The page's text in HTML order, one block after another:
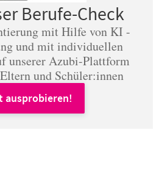
Berufe-Check
mit Hilfe von KI -
und mit individuellen
unserer Azubi-Plattform
und Schüler:innen
ausprobieren!